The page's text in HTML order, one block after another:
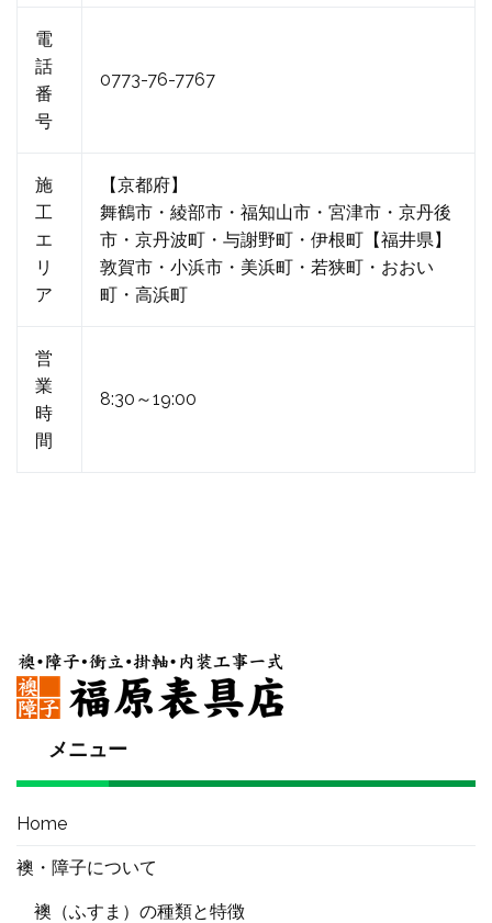
電
話
番
号
0773-76-7767
施
工
エ
リ
ア
【京都府】
舞鶴市・綾部市・福知山市・宮津市・京丹後
市・京丹波町・与謝野町・伊根町【福井県】
敦賀市・小浜市・美浜町・若狭町・おおい
町・高浜町
営
業
時
間
8:30～19:00
メニュー
Home
襖・障子について
襖（ふすま）の種類と特徴